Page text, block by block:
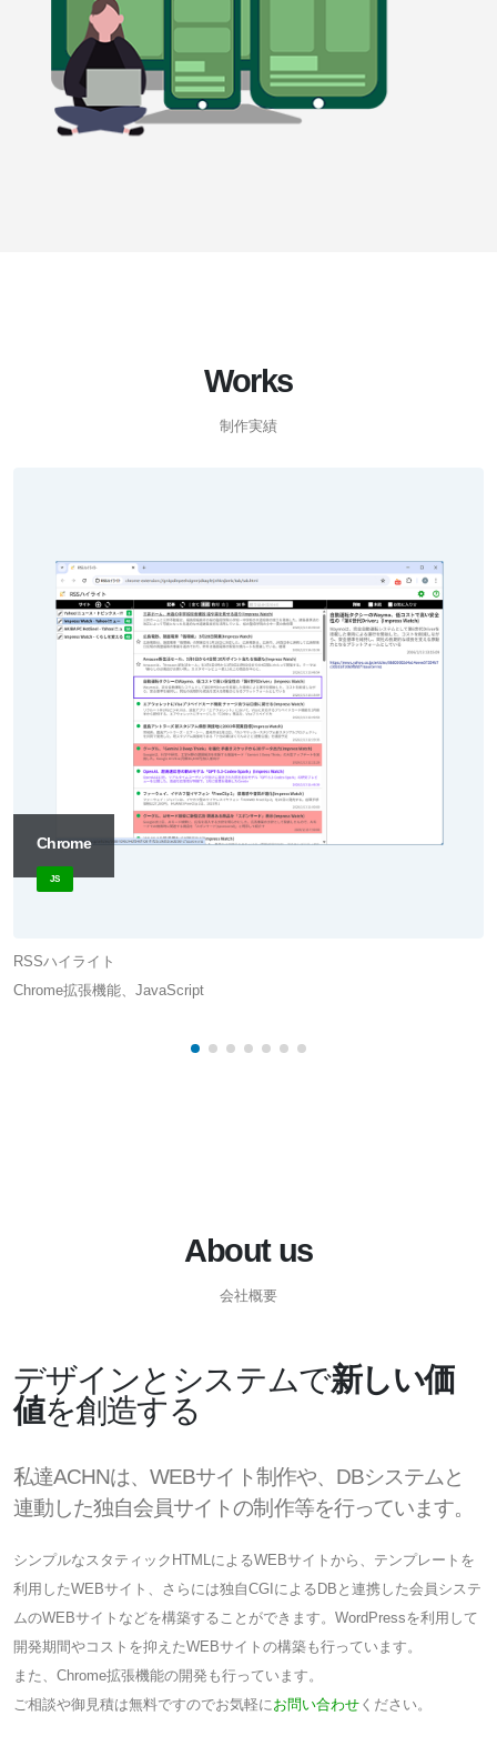
Works
制作実績
Chrome
JS
RSSハイライト
Chrome拡張機能、JavaScript
About us
会社概要
デザインとシステムで新しい価
値を創造する
私達ACHNは、WEBサイト制作や、DBシステムと
連動した独自会員サイトの制作等を行っています。
シンプルなスタティックHTMLによるWEBサイトから、テンプレートを
利用したWEBサイト、さらには独自CGIによるDBと連携した会員システ
ムのWEBサイトなどを構築することができます。WordPressを利用して
開発期間やコストを抑えたWEBサイトの構築も行っています。
また、Chrome拡張機能の開発も行っています。
ご相談や御見積は無料ですのでお気軽にお問い合わせ ください。